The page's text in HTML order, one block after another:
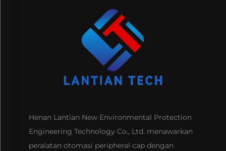
Henan Lantian New Environmental Protection
Engineering Technology Co., Ltd. menawarkan
peralatan otomasi peripheral cap dengan